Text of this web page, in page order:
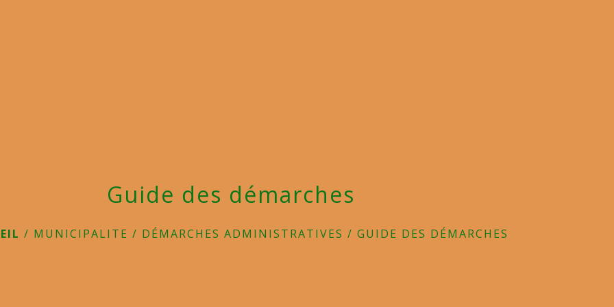
Guide des démarches
/ MUNICIPALITE / DÉMARCHES ADMINISTRATIVES / GUIDE DES DÉMARCHES